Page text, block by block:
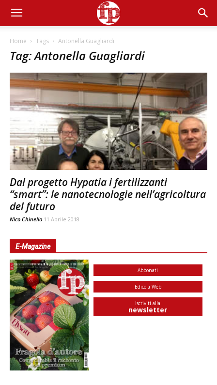
Home Tags Antonella Guagliardi
Tag: Antonella Guagliardi
Dal progetto Hypatia i fertilizzanti
“smart”: le nanotecnologie nell’agricoltura
del futuro
Nico Chinello 11 Aprile 2018
E-Magazine
Abbonati
Edicola Web
Iscriviti alla
newsletter